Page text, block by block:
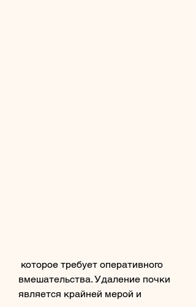
вмешательства. Удаление почки
является крайней мерой и